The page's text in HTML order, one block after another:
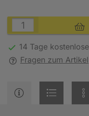
14 Tage
Fragen zum Artikel